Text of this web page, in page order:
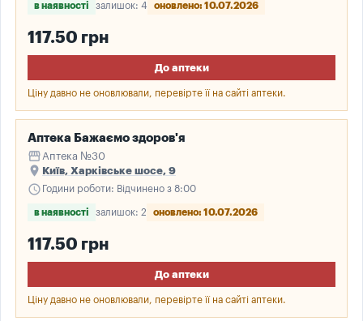
в наявності залишок: 4 оновлено: 10.07.2026
117.50 грн
До аптеки
Ціну давно не оновлювали, перевірте її на сайті аптеки.
Аптека Бажаємо здоров'я
storefront Аптека №30
place Київ, Харківське шосе, 9
schedule Години роботи: Відчинено з 8:00
в наявності залишок: 2 оновлено: 10.07.2026
117.50 грн
До аптеки
Ціну давно не оновлювали, перевірте її на сайті аптеки.